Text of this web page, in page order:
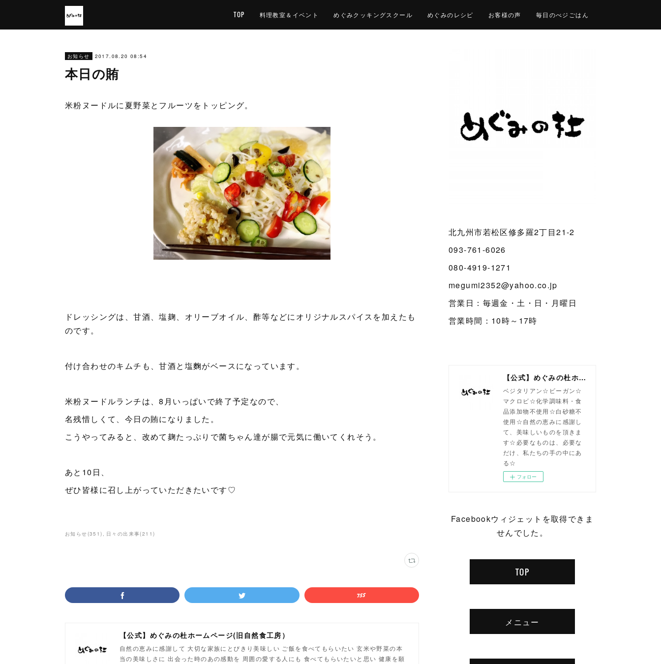
TOP 料理教室＆イベント めぐみクッキングスクール めぐみのレシピ お客様の声 毎日のべジごはん
お知らせ 2017.08.20 08:54
本日の賄
米粉ヌードルに夏野菜とフルーツをトッピング。
ドレッシングは、甘酒、塩麹、オリーブオイル、酢等などにオリジナルスパイスを加えたも
のです。
付け合わせのキムチも、甘酒と塩麴がベースになっています。
米粉ヌードルランチは、8月いっぱいで終了予定なので、
名残惜しくて、今日の賄になりました。
こうやってみると、改めて麹たっぷりで菌ちゃん達が腸で元気に働いてくれそう。
あと10日、
ぜひ皆様に召し上がっていただきたいです♡
お知らせ(351) 日々の出来事(211)
【公式】めぐみの杜ホームページ(旧自然食工房）
自然の恵みに感謝して 大切な家族にとびきり美味しい ご飯を食べてもらいたい 玄米や野菜の本
当の美味しさに 出会った時のあの感動を 周囲の愛する人にも 食べてもらいたいと思い 健康を願
北九州市若松区修多羅2丁目21-2
093-761-6026
080-4919-1271
megumi2352@yahoo.co.jp
営業日：毎週金・土・日・月曜日
営業時間：10時～17時
【公式】めぐみの杜ホームページ(旧自然食工房）
ベジタリアン☆ビーガン☆
マクロビ☆化学調味料・食
品添加物不使用☆白砂糖不
使用☆自然の恵みに感謝し
て、美味しいものを頂きま
す☆必要なものは、必要な
だけ、私たちの手の中にあ
る☆
フォロー
Facebookウィジェットを取得できま
せんでした。
TOP
メニュー